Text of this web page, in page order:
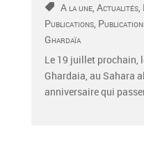
A la une,Actualités,
Publications,
Ghardaïa
Le 19 juillet prochain,
Ghardaia, au Sahara
anniversaire qui